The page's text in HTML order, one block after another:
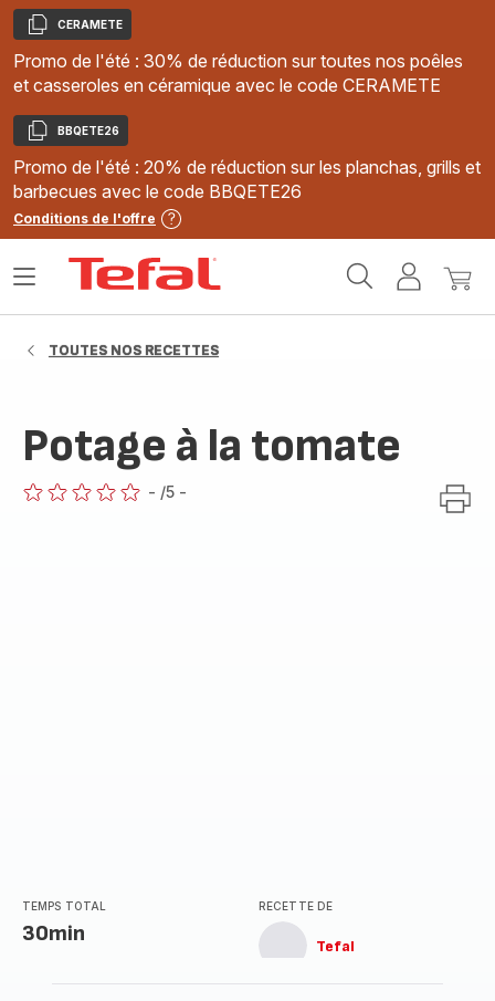
Copier
CERAMETE
Promo de l'été : 30% de réduction sur toutes nos poêles
et casseroles en céramique avec le code CERAMETE
Copier
BBQETE26
Promo de l'été : 20% de réduction sur les planchas, grills et
barbecues avec le code BBQETE26
Conditions de l'offre
MonMon
Ouvrir
TOUTES NOS RECETTES
Potage à la tomate
- /5 -
TEMPS TOTAL
30min
RECETTE DE
Tefal